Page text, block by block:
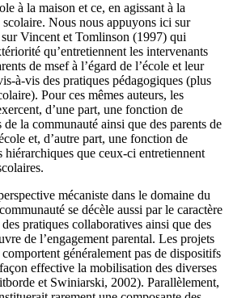
à la maison et ce, en agissant à la
Nous nous appuyons ici sur
Vincent et Tomlinson (1997) qui
qu’entretiennent les intervenants
de msef à l’égard de l’école et leur
à-vis des pratiques pédagogiques (plus
Pour ces mêmes auteurs, les
d’une part, une fonction de
la communauté ainsi que des parents de
et, d’autre part, une fonction de
hiérarchiques que ceux-ci entretiennent
mécaniste dans le domaine du
se décèle aussi par le caractère
pratiques collaboratives ainsi que des
de l’engagement parental. Les projets
généralement pas de dispositifs
effective la mobilisation des diverses
et Swiniarski, 2002). Parallèlement,